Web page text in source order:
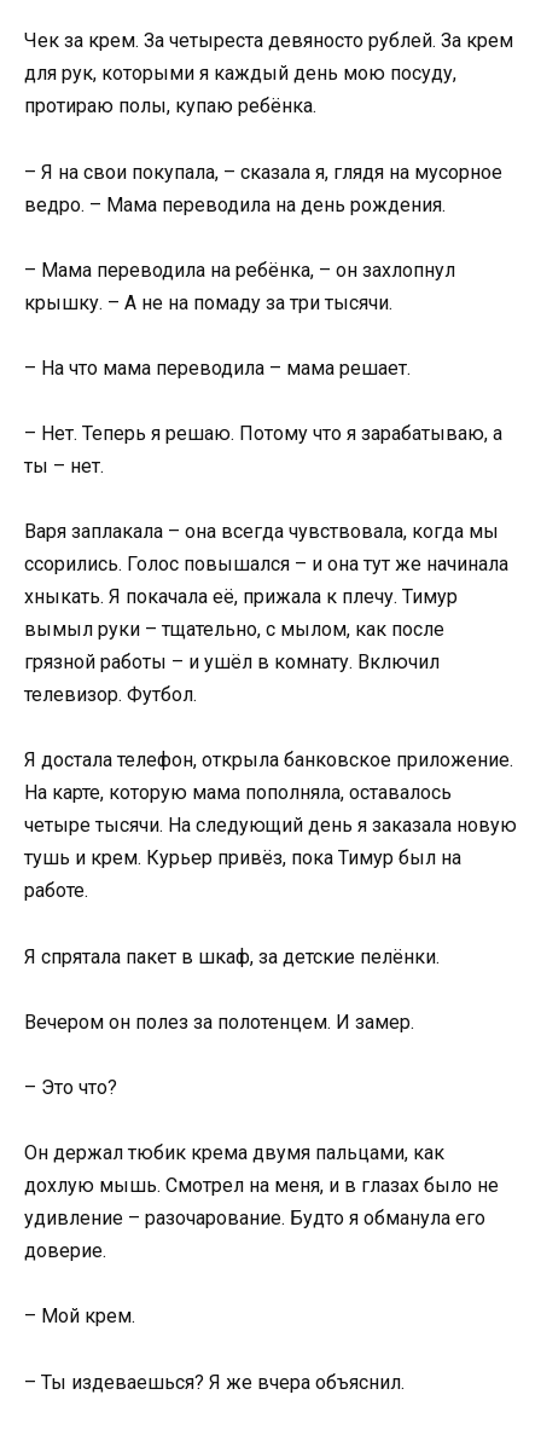
Чек за крем. За четыреста девяносто рублей. За крем
для рук, которыми я каждый день мою посуду,
протираю полы, купаю ребёнка.
– Я на свои покупала, – сказала я, глядя на мусорное
ведро. – Мама переводила на день рождения.
– Мама переводила на ребёнка, – он захлопнул
крышку. – А не на помаду за три тысячи.
– На что мама переводила – мама решает.
– Нет. Теперь я решаю. Потому что я зарабатываю, а
ты – нет.
Варя заплакала – она всегда чувствовала, когда мы
ссорились. Голос повышался – и она тут же начинала
хныкать. Я покачала её, прижала к плечу. Тимур
вымыл руки – тщательно, с мылом, как после
грязной работы – и ушёл в комнату. Включил
телевизор. Футбол.
Я достала телефон, открыла банковское приложение.
На карте, которую мама пополняла, оставалось
четыре тысячи. На следующий день я заказала новую
тушь и крем. Курьер привёз, пока Тимур был на
работе.
Я спрятала пакет в шкаф, за детские пелёнки.
Вечером он полез за полотенцем. И замер.
– Это что?
Он держал тюбик крема двумя пальцами, как
дохлую мышь. Смотрел на меня, и в глазах было не
удивление – разочарование. Будто я обманула его
доверие.
– Мой крем.
– Ты издеваешься? Я же вчера объяснил.